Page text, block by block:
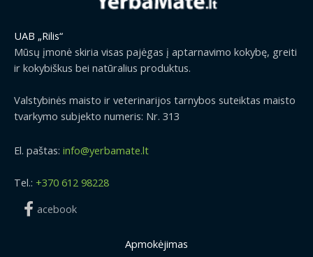
UAB „Rilis“
Mūsų įmonė skiria visas pajėgas į aptarnavimo kokybę, greiti
ir kokybiškus bei natūralius produktus.
Valstybinės maisto ir veterinarijos tarnybos suteiktas maisto
tvarkymo subjekto numeris: Nr. 313
El. paštas: info@yerbamate.lt
Tel.: +370 612 98228
acebook
Apmokėjimas